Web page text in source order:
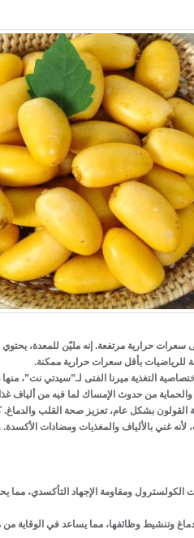
سعرات حرارية مرتفعة. إنه مليّن للمعدة،
بأقل سعرات حرارية ممكنة.
التغذية ميرنا الفتى لـ”سيدتي نت”، منها
من حدوث الإمساك لما فيه من ألياف
بشكل عام، تعزيز صحة القلب والدماغ.
غني بالألياف والمغذيات ومضادات الأكسدة.
الكولسترول ومقاومة الإجهاد التأكسدي، مما
وتنشيط وظائفها، مما يساعد في الوقاية